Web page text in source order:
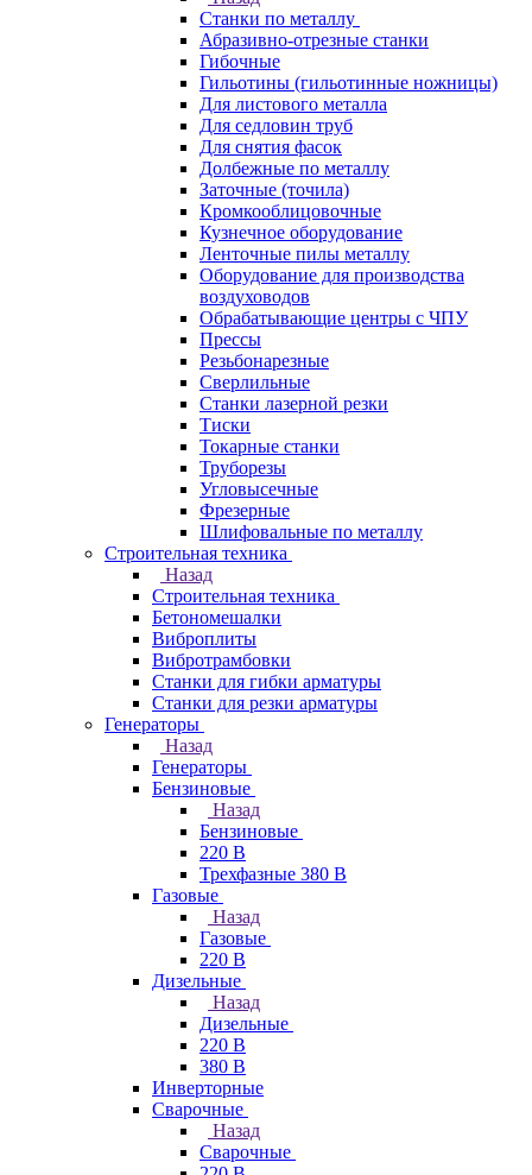
Станки по металлу
Абразивно-отрезные станки
Гибочные
Гильотины (гильотинные ножницы)
Для листового металла
Для седловин труб
Для снятия фасок
Долбежные по металлу
Заточные (точила)
Кромкооблицовочные
Кузнечное оборудование
Ленточные пилы металлу
Оборудование для производства
воздуховодов
Обрабатывающие центры с ЧПУ
Прессы
Резьбонарезные
Сверлильные
Станки лазерной резки
Тиски
Токарные станки
Труборезы
Угловысечные
Фрезерные
Шлифовальные по металлу
Строительная техника
Назад
Строительная техника
Бетономешалки
Виброплиты
Вибротрамбовки
Станки для гибки арматуры
Станки для резки арматуры
Генераторы
Назад
Генераторы
Бензиновые
Назад
Бензиновые
220 В
Трехфазные 380 В
Газовые
Назад
Газовые
220 В
Дизельные
Назад
Дизельные
220 В
380 В
Инверторные
Сварочные
Назад
Сварочные